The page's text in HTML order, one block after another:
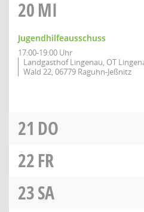
20MI
Jugendhilfeausschuss
17:00-19:00 Uhr
Landgasthof Lingenau, OT
Wald 22, 06779 Raguhn-Jeßnitz
21 DO
22FR
23SA